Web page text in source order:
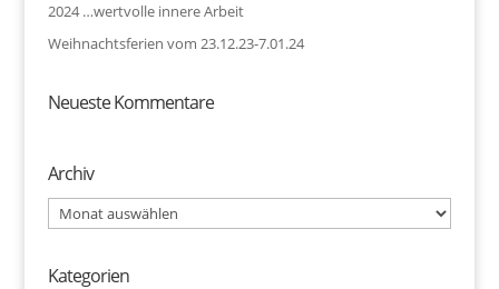
2024 …wertvolle innere Arbeit
Weihnachtsferien vom 23.12.23-7.01.24
Neueste Kommentare
Archiv
Archiv
Kategorien